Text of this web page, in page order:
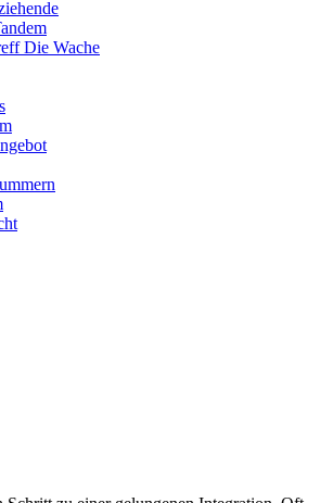
Die Wache